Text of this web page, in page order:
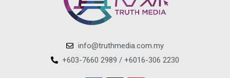
info@truthmedia.com.my
+603-7660 2989 / +6016-306 2230